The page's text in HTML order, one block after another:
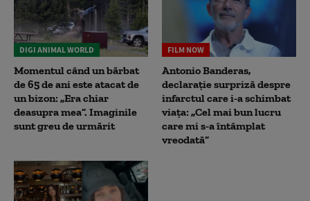
DIGI ANIMAL WORLD
Momentul când un bărbat
de 65 de ani este atacat de
un bizon: „Era chiar
deasupra mea”. Imaginile
sunt greu de urmărit
FILM NOW
Antonio Banderas,
declarație surpriză despre
infarctul care i-a schimbat
viața: „Cel mai bun lucru
care mi s-a întâmplat
vreodată”